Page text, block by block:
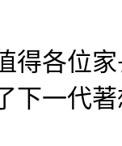
各位家
下一代